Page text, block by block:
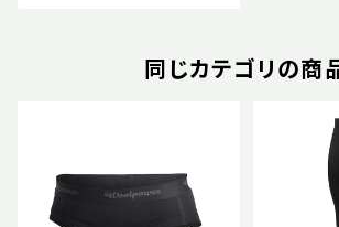
同じカテゴリの商